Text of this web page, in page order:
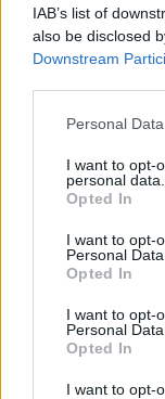
IAB’s list of
also be disclosed
Downstream
Please note that
not limited to your
grant or deny
use your data for
consent section.
Personal
I want to opt-
personal data.
Opted In
I want to opt-
Personal Data.
Opted In
I want to opt-
Personal
Opted In
I want to opt-
Το Linari Villas
ιδιοκτήτες των
οικογένεια και